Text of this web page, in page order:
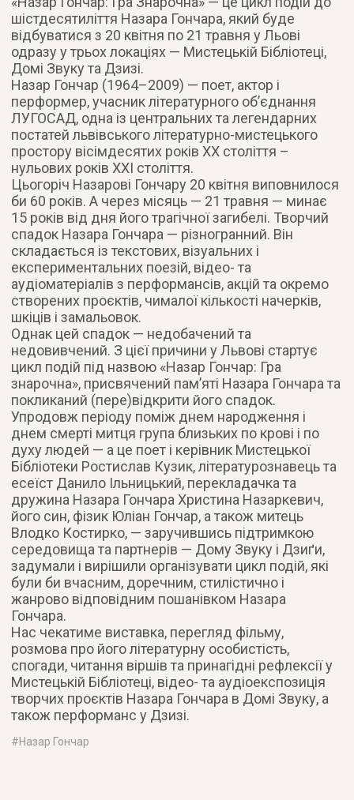
шістдесятиліття Назара Гончара, який буде
відбуватися з 20 квітня по 21 травня у Льові
одразу у трьох локаціях — Мистецькій Бібліотеці,
Домі Звуку та Дзизі.
Назар Гончар (1964–2009) — поет, актор і
перформер, учасник літературного об’єднання
ЛУГОСАД, одна із центральних та легендарних
постатей львівського літературно-мистецького
простору вісімдесятих років ХХ століття –
нульових років ХХІ століття.
Цьогоріч Назарові Гончару 20 квітня виповнилося
би 60 років. А через місяць — 21 травня — минає
15 років від дня його трагічної загибелі. Творчий
спадок Назара Гончара — різногранний. Він
складається із текстових, візуальних і
експериментальних поезій, відео- та
аудіоматеріалів з перформансів, акцій та окремо
створених проєктів, чималої кількості начерків,
шкіців і замальовок.
Однак цей спадок — недобачений та
недовивчений. З цієї причини у Львові стартує
цикл подій під назвою «Назар Гончар: Гра
знарочна», присвячений пам’яті Назара Гончара та
покликаний (пере)відкрити його спадок.
Упродовж періоду поміж днем народження і
днем смерті митця група близьких по крові і по
духу людей — а це поет і керівник Мистецької
Бібліотеки Ростислав Кузик, літературознавець та
есеїст Данило Ільницький, перекладачка та
дружина Назара Гончара Христина Назаркевич,
його син, фізик Юліан Гончар, а також митець
Влодко Костирко, — заручившись підтримкою
середовища та партнерів — Дому Звуку і Дзиґи,
задумали і вирішили організувати цикл подій, які
були би вчасним, доречним, стилістично і
жанрово відповідним пошанівком Назара
Гончара.
Нас чекатиме виставка, перегляд фільму,
розмова про його літературну особистість,
спогади, читання віршів та принагідні рефлексії у
Мистецькій Бібліотеці, відео- та аудіоекспозиція
творчих проєктів Назара Гончара в Домі Звуку, а
також перформанс у Дзизі.
#Назар Гончар